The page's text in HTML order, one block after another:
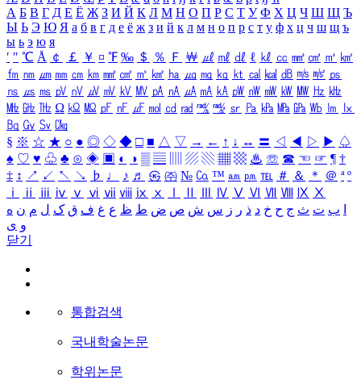
А Б В Г Д Е Ё Ж З И Й К Л М Н О П Р С Т У Ф Х Ц Ч Ш Щ Ъ
Ы Ь Э Ю Я а б в г д е ё ж з и й к л м н о п р с т у ф х ц ч ш щ ъ
ы ь э ю я
′ ″ ℃ Å ￠ ￡ ￥ ¤ ℉ ‰ ＄ ％ Ｆ ￦ ㎕ ㎖ ㎗ ℓ ㎘ ㏄ ㎣ ㎤ ㎥ ㎦
㎙ ㎚ ㎛ ㎜ ㎝ ㎞ ㎟ ㎠ ㎡ ㎢ ㏊ ㎍ ㎎ ㎏ ㏏ ㎈ ㎉ ㏈ ㎧ ㎨ ㎰
㎱ ㎲ ㎳ ㎴ ㎵ ㎶ ㎷ ㎸ ㎹ ㎀ ㎁ ㎂ ㎃ ㎄ ㎺ ㎻ ㎽ ㎾ ㎿ ㎐ ㎑
㎒ ㎓ ㎔ Ω ㏀ ㏁ ㎊ ㎋ ㎌ ㏖ ㏅ ㎭ ㎮ ㎯ ㏛ ㎩ ㎪ ㎫ ㎬ ㏝ ㏐
㏓
㏃ ㏉ ㏜ ㏆
§ ※ ☆ ★ ○ ● ◎ ◇ ◆ □ ■ △ ▽ → ← ↑ ↓ ↔ 〓 ◁ ◀ ▷ ▶ ♤
♠ ♡ ♥ ♧ ♣ ⊙ ◈ ▣ ◐ ◑ ▒ ▤ ▨ ▧ ▦ ▩ ♨ ☏ ☎ ☜ ☞ ¶ †
‡ ↕ ↗ ↙ ↖ ↘ ♭ ♩ ♪ ♬ ㉿ ㈜ № ㏇ ™ ㏂ ㏘ ℡ ＃ ＆ ＊ ＠ ª º
ⅰ
ⅱ ⅲ ⅳ ⅴ ⅵ ⅶ ⅷ ⅸ ⅹ Ⅳ Ⅴ Ⅵ Ⅶ Ⅷ Ⅸ Ⅹ
ب ت ث ج ح خ د ذ ر ز س ش ص ض ط ظ ع غ ف ق ک ل م ن ه
و ی
닫기
통합검색
국내학술논문
학위논문